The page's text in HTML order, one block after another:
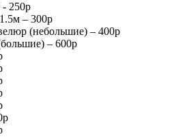
250р
– 300р
(небольшие) – 400р
– 600р